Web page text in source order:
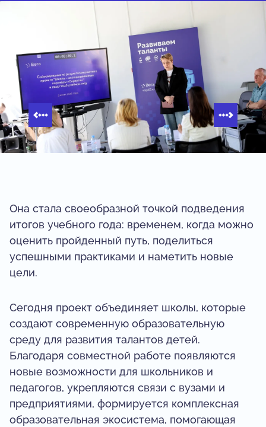
Она стала своеобразной точкой подведения
итогов учебного года: временем, когда можно
оценить пройденный путь, поделиться
успешными практиками и наметить новые
цели.
Сегодня проект объединяет школы, которые
создают современную образовательную
среду для развития талантов детей.
Благодаря совместной работе появляются
новые возможности для школьников и
педагогов, укрепляются связи с вузами и
предприятиями, формируется комплексная
образовательная экосистема, помогающая